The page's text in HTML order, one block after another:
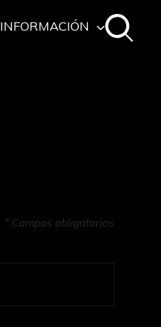
INFORMACIÓN
* Campos obligatorios